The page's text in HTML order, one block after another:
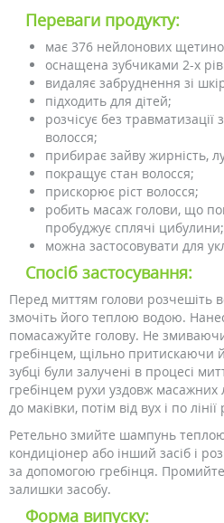
Переваги продукту:
має 376 нейлонових
оснащена зубчиками 2-х
видаляє забруднення зі
підходить для дітей;
розчісує без травматизації
волосся;
прибирає зайву жирність,
покращує стан волосся;
прискорює ріст волосся;
робить масаж голови, що
пробуджує сплячі цибулини;
можна застосовувати для
Спосіб застосування:
Перед миттям голови розчешіть
змочіть його теплою водою.
помасажуйте голову. Не
гребінцем, щільно притискаючи
зубці були залучені в процесі
гребінцем рухи уздовж масажних
до маківки, потім від вух і по
Ретельно змийте шампунь
кондиціонер або інший засіб і
за допомогою гребінця.
залишки засобу.
Форма випуску: